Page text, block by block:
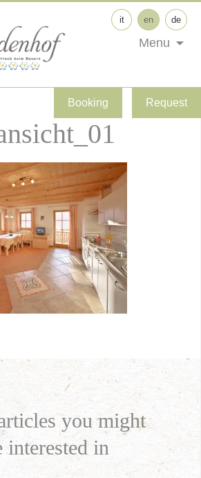
Booking Request
it en de
Menu
you might
interested in